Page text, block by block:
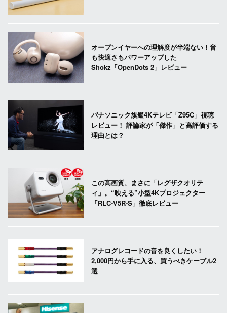
オープンイヤーへの理解度が半端ない！音
も快適さもパワーアップした
Shokz「OpenDots 2」レビュー
パナソニック旗艦4Kテレビ「Z95C」視聴
レビュー！ 評論家が「傑作」と高評価する
理由とは？
この高画質、まさに「レグザクオリテ
ィ」。“映える”小型4Kプロジェクター
「RLC-V5R-S」徹底レビュー
アナログレコードの音を良くしたい！
2,000円から手に入る、買うべきケーブル2
選